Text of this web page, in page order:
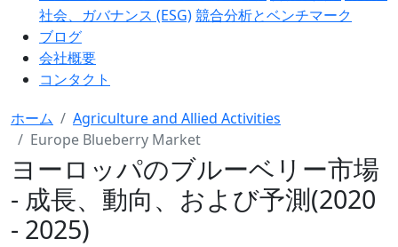
社会、ガバナンス (ESG)競合分析とベンチマーク
ブログ
会社概要
コンタクト
ホーム
Agriculture and Allied Activities
Europe Blueberry Market
ヨーロッパのブルーベリー市場
- 成長、動向、および予測(2020
- 2025)